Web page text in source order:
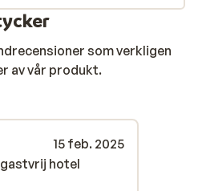
som verkligen
av vår produkt.
15 feb. 2025
hotel
hotel